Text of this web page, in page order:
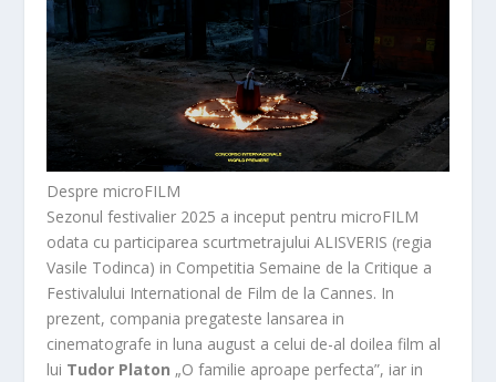
Despre microFILM
Sezonul festivalier 2025 a inceput pentru microFILM
odata cu participarea scurtmetrajului ALISVERIS (regia
Vasile Todinca) in Competitia Semaine de la Critique a
Festivalului International de Film de la Cannes. In
prezent, compania pregateste lansarea in
cinematografe in luna august a celui de-al doilea film al
lui Tudor Platon „O familie aproape perfecta”, iar in